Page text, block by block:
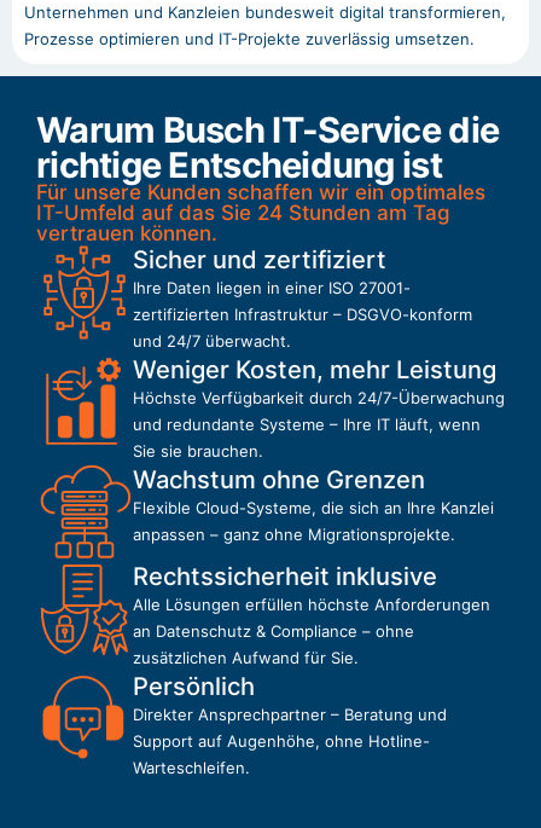
Unternehmen und Kanzleien bundesweit digital transformieren,
Prozesse optimieren und IT-Projekte zuverlässig umsetzen.
Warum Busch IT-Service die
richtige Entscheidung ist
Für unsere Kunden schaffen wir ein optimales
IT-Umfeld auf das Sie 24 Stunden am Tag
vertrauen können.
Sicher und zertifiziert
Ihre Daten liegen in einer ISO 27001-
zertifizierten Infrastruktur – DSGVO-konform
und 24/7 überwacht.
Weniger Kosten, mehr Leistung
Höchste Verfügbarkeit durch 24/7-Überwachung
und redundante Systeme – Ihre IT läuft, wenn
Sie sie brauchen.
Wachstum ohne Grenzen
Flexible Cloud-Systeme, die sich an Ihre Kanzlei
anpassen – ganz ohne Migrationsprojekte.
Rechtssicherheit inklusive
Alle Lösungen erfüllen höchste Anforderungen
an Datenschutz & Compliance – ohne
zusätzlichen Aufwand für Sie.
Persönlich
Direkter Ansprechpartner – Beratung und
Support auf Augenhöhe, ohne Hotline-
Warteschleifen.